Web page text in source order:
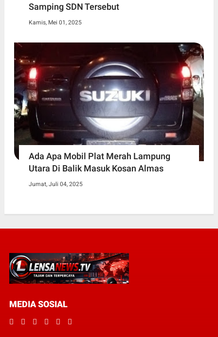
Samping SDN Tersebut
Kamis, Mei 01, 2025
Ada Apa Mobil Plat Merah Lampung
Utara Di Balik Masuk Kosan Almas
Jumat, Juli 04, 2025
MEDIA SOSIAL